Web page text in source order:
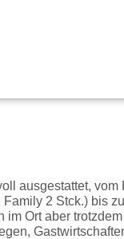
ausgestattet,
2 Stck.) bis
im Ort aber